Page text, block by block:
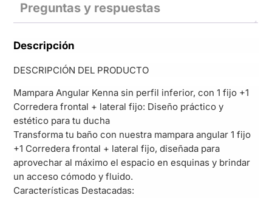
Preguntas y respuestas
Descripción
DESCRIPCIÓN DEL PRODUCTO
Mampara Angular Kenna sin perfil inferior, con 1 fijo +1
Corredera frontal + lateral fijo: Diseño práctico y
estético para tu ducha
Transforma tu baño con nuestra mampara angular 1 fijo
+1 Corredera frontal + lateral fijo, diseñada para
aprovechar al máximo el espacio en esquinas y brindar
un acceso cómodo y fluido.
Características Destacadas: